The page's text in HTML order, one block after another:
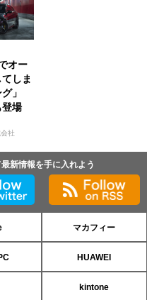
オー
しま
」
登場
社
新情報を手に入れよう
マカフィー
HUAWEI
kintone